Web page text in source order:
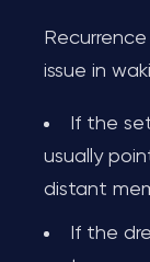
issue in
If the
usually
distant
If the